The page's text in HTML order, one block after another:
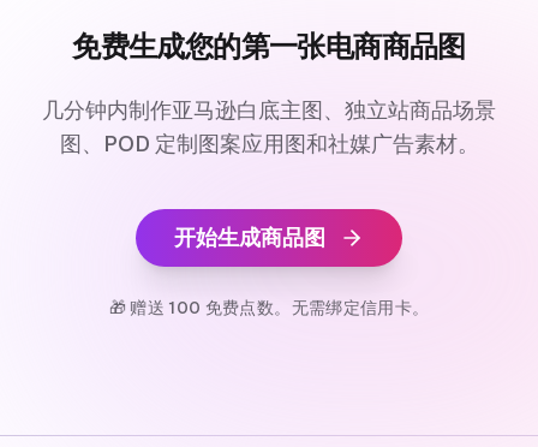
免费生成您的第一张电商商品图
几分钟内制作亚马逊白底主图、独立站商品场景
图、POD 定制图案应用图和社媒广告素材。
开始生成商品图
🎁 赠送 100 免费点数。无需绑定信用卡。